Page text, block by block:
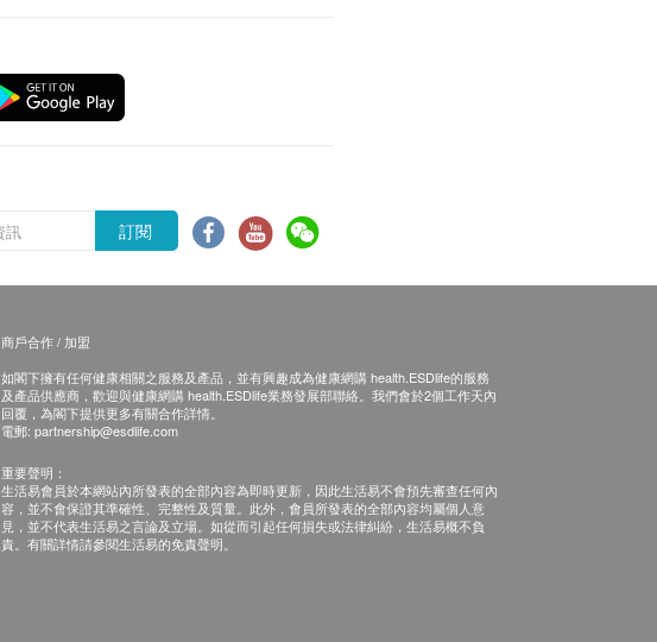
訂閱
商戶合作 / 加盟
如閣下擁有任何健康相關之服務及產品，並有興趣成為健康網購 health.ESDlife的服務
及產品供應商，歡迎與健康網購 health.ESDlife業務發展部聯絡。我們會於2個工作天內
回覆，為閣下提供更多有關合作詳情。
電郵: partnership@esdlife.com
重要聲明：
生活易會員於本網站內所發表的全部內容為即時更新，因此生活易不會預先審查任何內
容，並不會保證其準確性、完整性及質量。此外，會員所發表的全部內容均屬個人意
見，並不代表生活易之言論及立場。如從而引起任何損失或法律糾紛，生活易概不負
責。有關詳情請參閱生活易的免責聲明。